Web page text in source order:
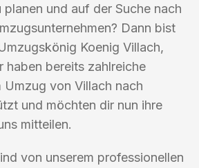
und auf der Suche nach
Dann bist
Koenig Villach,
haben bereits zahlreiche
Umzug von Villach nach
und möchten dir nun ihre
mitteilen.
von unserem professionellen